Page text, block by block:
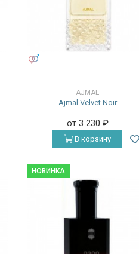
AJMAL
Ajmal Velvet Noir
от 3 230 ₽
В корзину
НОВИНКА